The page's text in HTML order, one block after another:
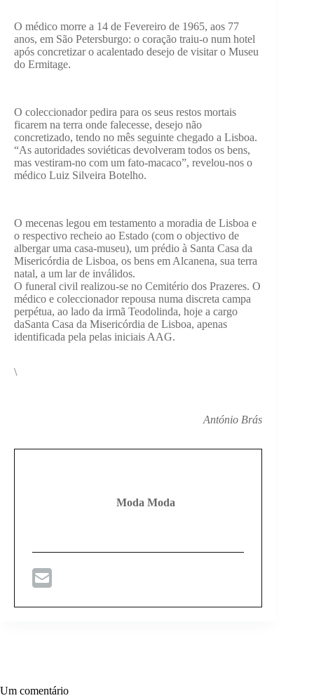
O médico morre a 14 de Fevereiro de 1965, aos 77
anos, em São Petersburgo: o coração traiu-o num hotel
após concretizar o acalentado desejo de visitar o Museu
do Ermitage.
O coleccionador pedira para os seus restos mortais
ficarem na terra onde falecesse, desejo não
concretizado, tendo no mês seguinte chegado a Lisboa.
“As autoridades soviéticas devolveram todos os bens,
mas vestiram-no com um fato-macaco”, revelou-nos o
médico Luiz Silveira Botelho.
O mecenas legou em testamento a moradia de Lisboa e
o respectivo recheio ao Estado (com o objectivo de
albergar uma casa-museu), um prédio à Santa Casa da
Misericórdia de Lisboa, os bens em Alcanena, sua terra
natal, a um lar de inválidos.
O funeral civil realizou-se no Cemitério dos Prazeres. O
médico e coleccionador repousa numa discreta campa
perpétua, ao lado da irmã Teodolinda, hoje a cargo
daSanta Casa da Misericórdia de Lisboa, apenas
identificada pela pelas iniciais AAG.
\
António Brás
Moda Moda
Um comentário